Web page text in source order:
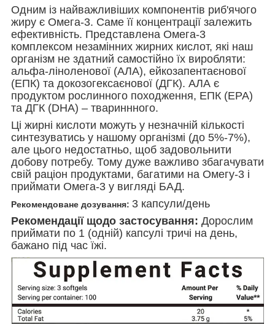
Одним із найважливіших компонентів риб'ячого
жиру є Омега-3. Саме її концентрації залежить
ефективність. Представлена Омега-3
комплексом незамінних жирних кислот, які наш
організм не здатний самостійно їх виробляти:
альфа-ліноленової (АЛА), ейкозапентаєнової
(ЕПК) та докозогексаєнової (ДГК). АЛА є
продуктом рослинного походження, ЕПК (EPA)
та ДГК (DHA) – твариннного.
Ці жирні кислоти можуть у незначній кількості
синтезуватись у нашому організмі (до 5%-7%),
але цього недостатньо, щоб задовольнити
добову потребу. Тому дуже важливо збагачувати
свій раціон продуктами, багатими на Омегу-3 і
приймати Омега-3 у вигляді БАД.
Рекомендоване дозування: 3 капсули/день
Рекомендації щодо застосування: Дорослим
приймати по 1 (одній) капсулі тричі на день,
бажано під час їжі.